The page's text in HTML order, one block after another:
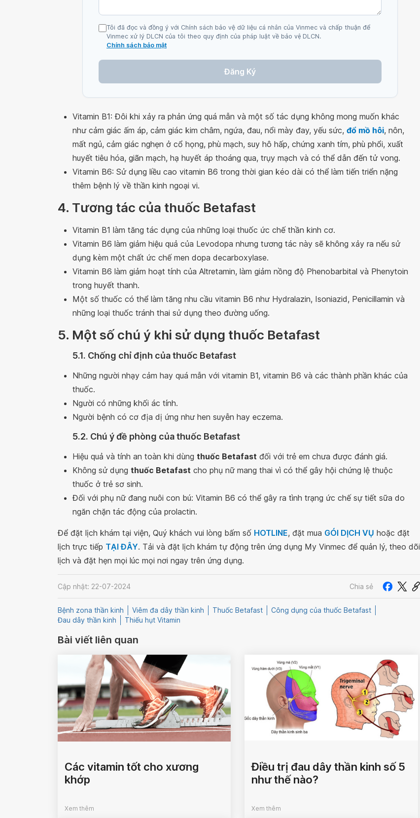
Tôi đã đọc và đồng ý với Chính sách bảo vệ dữ liệu cá nhân của Vinmec và chấp thuận để
Vinmec xử lý DLCN của tôi theo quy định của pháp luật về bảo vệ DLCN.
Chính sách bảo mật
Đăng Ký
Vitamin B1: Đôi khi xảy ra phản ứng quá mẫn và một số tác dụng không mong muốn khác
như cảm giác ấm áp, cảm giác kim châm, ngứa, đau, nổi mày đay, yếu sức, đổ mồ hôi, nôn,
mất ngủ, cảm giác nghẹn ở cổ họng, phù mạch, suy hô hấp, chứng xanh tím, phù phổi, xuất
huyết tiêu hóa, giãn mạch, hạ huyết áp thoáng qua, trụy mạch và có thể dẫn đến tử vong.
Vitamin B6: Sử dụng liều cao vitamin B6 trong thời gian kéo dài có thể làm tiến triển nặng
thêm bệnh lý về thần kinh ngoại vi.
4. Tương tác của thuốc Betafast
Vitamin B1 làm tăng tác dụng của những loại thuốc ức chế thần kinh cơ.
Vitamin B6 làm giảm hiệu quả của Levodopa nhưng tương tác này sẽ không xảy ra nếu sử
dụng kèm một chất ức chế men dopa decarboxylase.
Vitamin B6 làm giảm hoạt tính của Altretamin, làm giảm nồng độ Phenobarbital và Phenytoin
trong huyết thanh.
Một số thuốc có thể làm tăng nhu cầu vitamin B6 như Hydralazin, Isoniazid, Penicillamin và
những loại thuốc tránh thai sử dụng theo đường uống.
5. Một số chú ý khi sử dụng thuốc Betafast
5.1. Chống chỉ định của thuốc Betafast
Những người nhạy cảm hay quá mẫn với vitamin B1, vitamin B6 và các thành phần khác của
thuốc.
Người có những khối ác tính.
Người bệnh có cơ địa dị ứng như hen suyễn hay eczema.
5.2. Chú ý đề phòng của thuốc Betafast
Hiệu quả và tính an toàn khi dùng thuốc Betafast đối với trẻ em chưa được đánh giá.
Không sử dụng thuốc Betafast cho phụ nữ mang thai vì có thể gây hội chứng lệ thuộc
thuốc ở trẻ sơ sinh.
Đối với phụ nữ đang nuôi con bú: Vitamin B6 có thể gây ra tình trạng ức chế sự tiết sữa do
ngăn chặn tác động của prolactin.
Để đặt lịch khám tại viện, Quý khách vui lòng bấm số HOTLINE, đặt mua GÓI DỊCH VỤ hoặc đặt
lịch trực tiếp TẠI ĐÂY. Tải và đặt lịch khám tự động trên ứng dụng My Vinmec để quản lý, theo dõi
lịch và đặt hẹn mọi lúc mọi nơi ngay trên ứng dụng.
Cập nhật: 22-07-2024 Chia sẻ
Bệnh zona thần kinh Viêm đa dây thần kinh Thuốc Betafast
Công dụng của thuốc Betafast
Đau dây thần kinh
Thiếu hụt Vitamin
Bài viết liên quan
Các vitamin tốt cho xương
khớp
Xem thêm
Điều trị đau dây thần kinh số 5
như thế nào?
Xem thêm